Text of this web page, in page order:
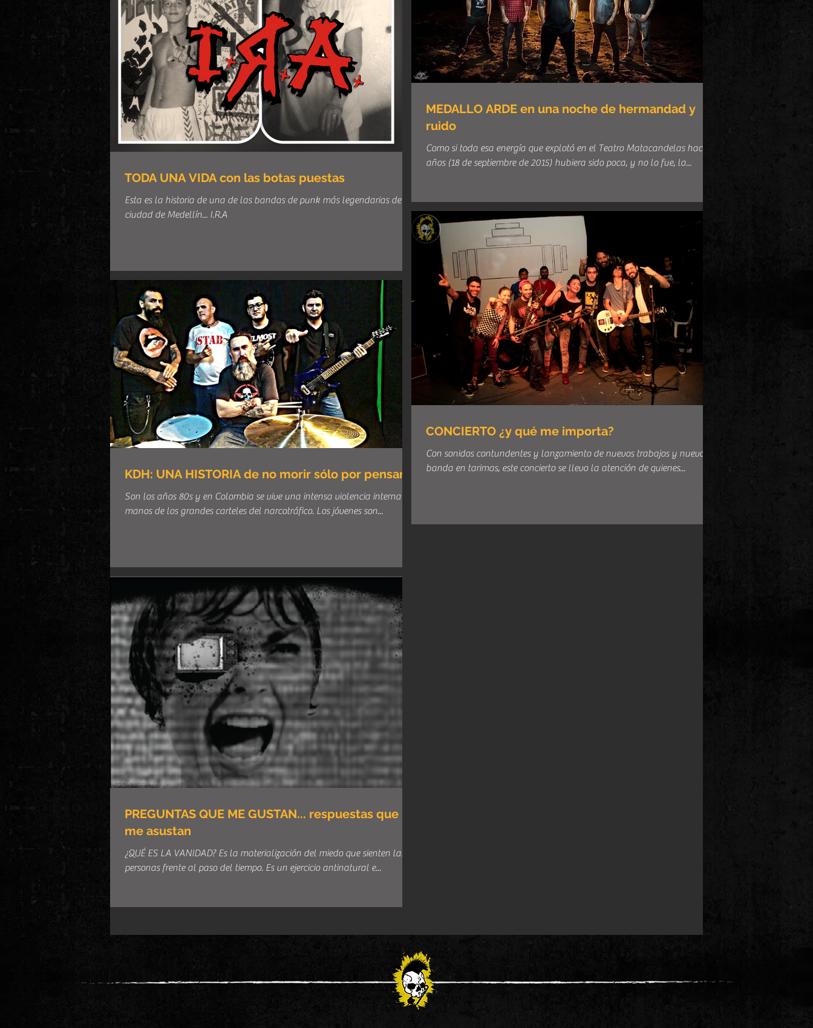
TODA UNA VIDA con las botas puestas
Esta es la historia de una de las bandas de punk más legendarias de la
ciudad de Medellín... I.R.A
MEDALLO ARDE en una noche de hermandad y
ruido
Como si toda esa energía que explotó en el Teatro Matacandelas hace 2
años (18 de septiembre de 2015) hubiera sido poca, y no lo fue, la...
KDH: UNA HISTORIA de no morir sólo por pensar
Son los años 80s y en Colombia se vive una intensa violencia interna a
manos de los grandes carteles del narcotráfico. Los jóvenes son...
CONCIERTO ¿y qué me importa?
Con sonidos contundentes y lanzamiento de nuevos trabajos y nueva
banda en tarimas, este concierto se llevo la atención de quienes...
PREGUNTAS QUE ME GUSTAN... respuestas que
me asustan
¿QUÉ ES LA VANIDAD? Es la materialización del miedo que sienten las
personas frente al paso del tiempo. Es un ejercicio antinatural e...